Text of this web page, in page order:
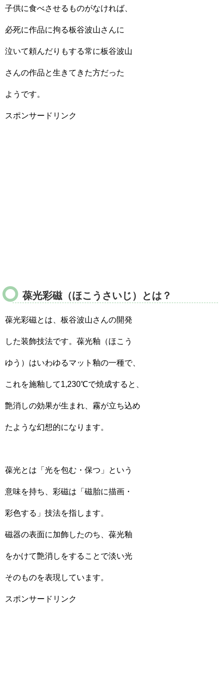
子供に食べさせるものがなければ、
必死に作品に拘る板谷波山さんに
泣いて頼んだりもする常に板谷波山
さんの作品と生きてきた方だった
ようです。
スポンサードリンク
葆光彩磁（ほこうさいじ）とは？
葆光彩磁とは、板谷波山さんの開発
した装飾技法です。葆光釉（ほこう
ゆう）はいわゆるマット釉の一種で、
これを施釉して1,230℃で焼成すると、
艶消しの効果が生まれ、霧が立ち込め
たような幻想的になります。
葆光とは「光を包む・保つ」という
意味を持ち、彩磁は「磁胎に描画・
彩色する」技法を指します。
磁器の表面に加飾したのち、葆光釉
をかけて艶消しをすることで淡い光
そのものを表現しています。
スポンサードリンク